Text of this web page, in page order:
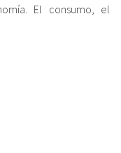
El consumo, el